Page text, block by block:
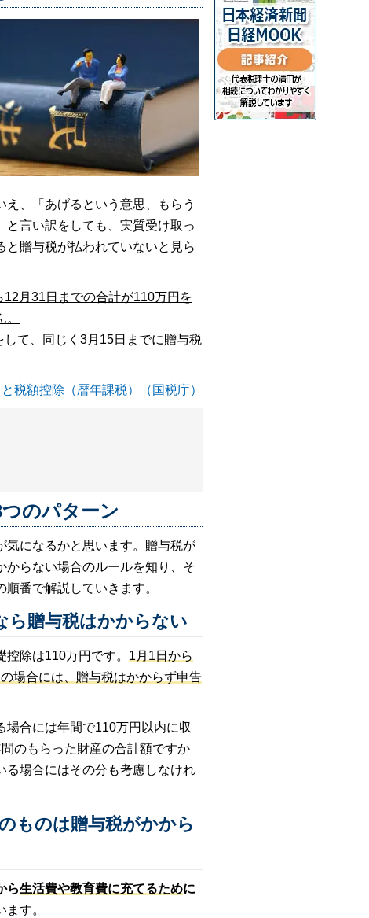
え、「あげるという意思、もらう
と言い訳をしても、実質受け取っ
贈与税が払われていないと見ら
月31日までの合計が110万円を
て、同じく3月15日までに贈与税
税額控除（暦年課税）（国税庁）
のパターン
気になるかと思います。贈与税が
らない場合のルールを知り、そ
番で解説していきます。
ら贈与税はかからない
除は110万円です。 1月1日から
場合には、贈与税はかからず申告
場合には年間で110万円以内に収
のもらった財産の合計額ですか
る場合にはその分も考慮しなけれ
ものは贈与税がかから
ら生活費や教育費に充てるために
ます。